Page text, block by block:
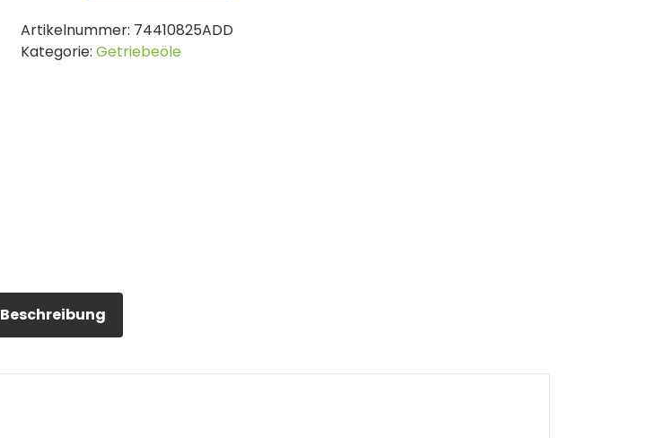
XN
8
Artikelnummer: 74410825ADD
Kategorie: Getriebeöle
Beschreibung